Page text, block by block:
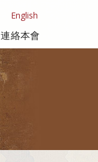
English
連絡本會